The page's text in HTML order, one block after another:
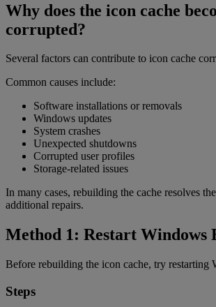
Why does the icon cache
corrupted?
Several factors can contribute to icon cache
Common causes include:
Software installations or removals
Windows updates
System crashes
Unexpected shutdowns
Corrupted user profiles
Storage-related issues
In many cases, rebuilding the cache resolves
additional repairs.
Method 1: Restart Windows
Before rebuilding the icon cache, try restarting
Steps